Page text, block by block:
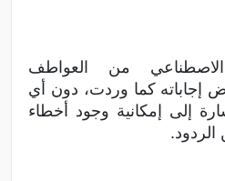
من العواطف
إجاباته كما وردت، دون أي
إلى إمكانية وجود أخطاء
الردود.